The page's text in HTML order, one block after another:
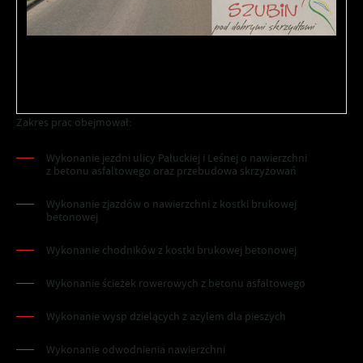
Zakres prac obejmował:
Wykonanie jezdni ulicy Pałuckiej i Leśnej o nawierzchni
z betonu asfaltowego oraz przebudowa skrzyżowań
Wykonanie zjazdów o nawierzchni z kostki brukowej
betonowej
Wykonanie chodników z kostki brukowej betonowej
Wykonanie ścieżek rowerowych z betonu asfaltowego
Wykonanie wysp dzielących z azylem dla pieszych
Wykonanie odwodnienia nawierzchni